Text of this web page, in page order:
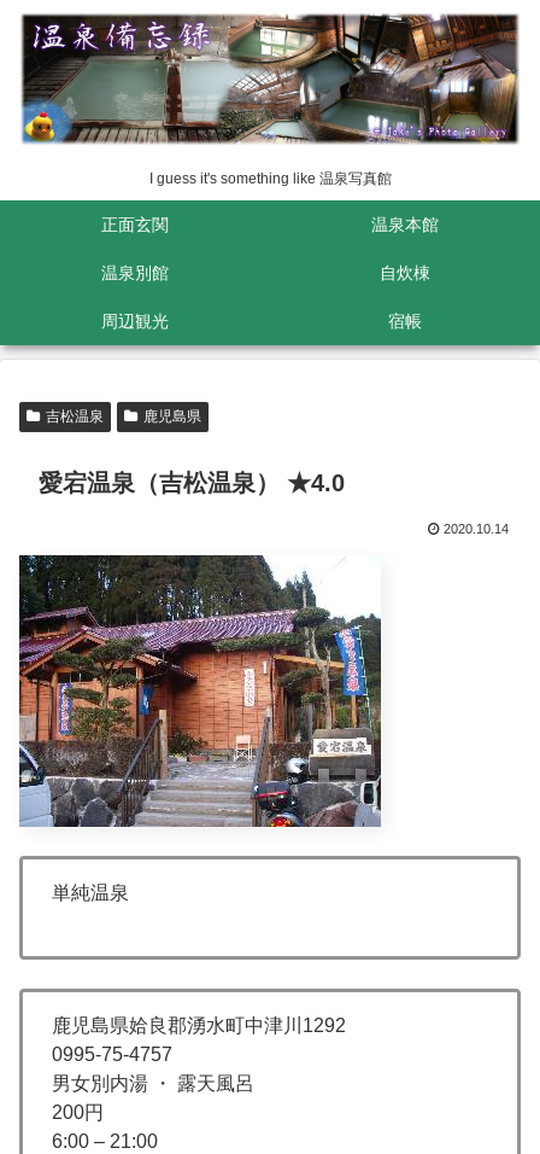
I guess it's something like 温泉写真館
正面玄関 温泉本館
温泉別館 自炊棟
周辺観光 宿帳
吉松温泉 鹿児島県
愛宕温泉（吉松温泉） ★4.0
2020.10.14
単純温泉
鹿児島県姶良郡湧水町中津川1292
0995-75-4757
男女別内湯 ・ 露天風呂
200円
6:00 – 21:00